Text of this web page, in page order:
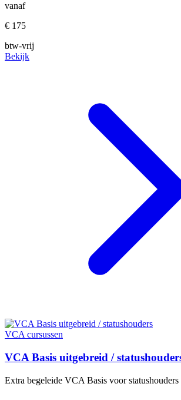
vanaf
€ 175
btw-vrij
Bekijk
VCA cursussen
VCA Basis uitgebreid /
Extra begeleide VCA Basis voor statushouders